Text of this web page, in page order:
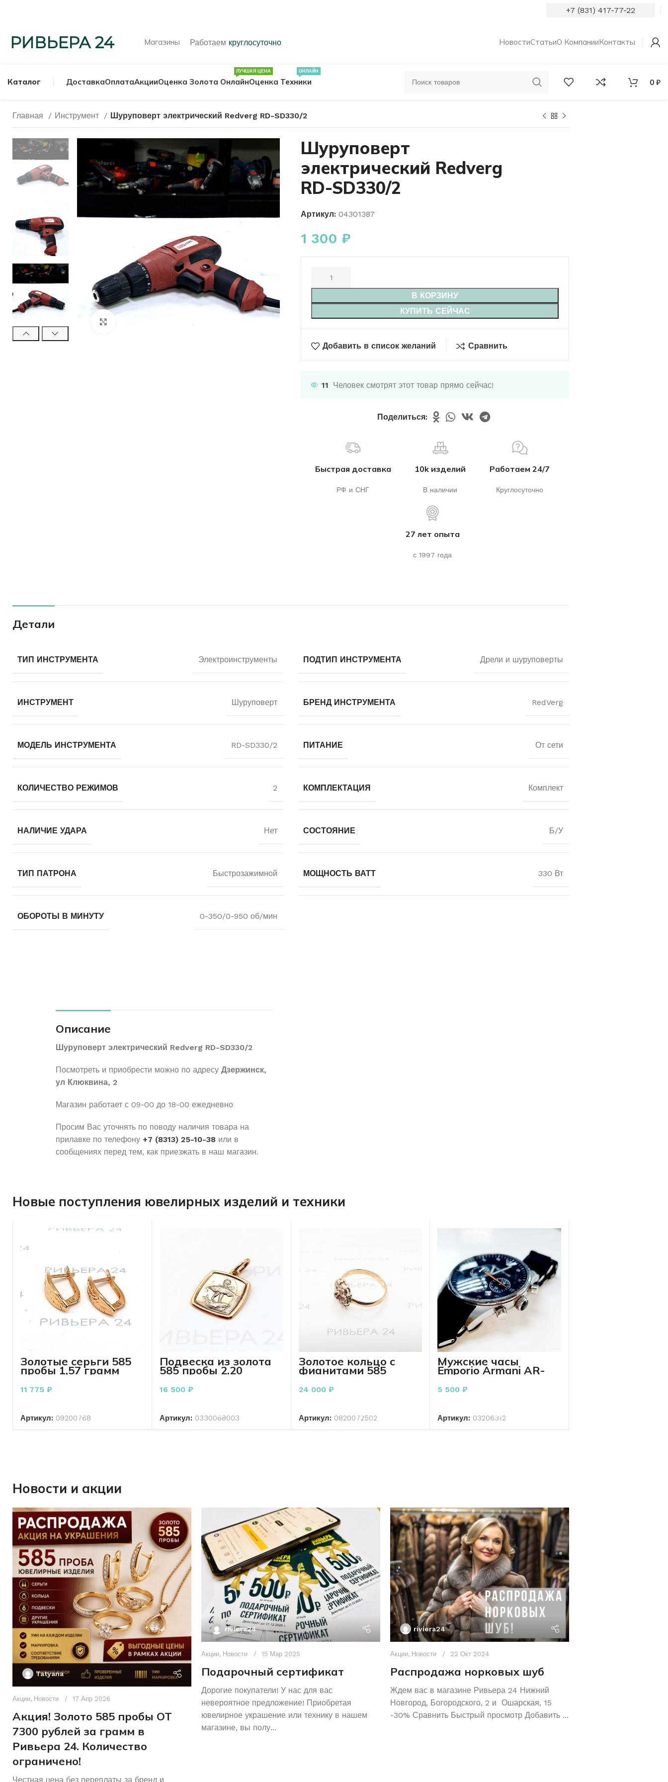
+7 (831) 417-77-22
Магазины Работаем круглосуточно НовостиСтатьиО КомпанииКонтакты
Каталог
МУЖСКИЕ КОЛЬЦА ПЕЧАТКИ КОЛЬЦА 583 ПРОБЫ
ОБРУЧАЛЬНЫЕ
КОЛЬЦА С
СЕРЕБРЯНЫЕ КОЛЬЦА
ДоставкаОплатаАкцииОценка Золота Онлайн
ЛУЧШАЯ ЦЕНА
Оценка Техники
ОНЛАЙН
0 ₽
Главная Инструмент Шуруповерт электрический Redverg RD-SD330/2
Шуруповерт
электрический Redverg
RD-SD330/2
Артикул: 04301387
1 300 ₽
В КОРЗИНУ
КУПИТЬ СЕЙЧАС
Добавить в список желаний Сравнить
11 Человек смотрят этот товар прямо сейчас!
Поделиться:
Быстрая доставка
РФ и СНГ
10k изделий
В наличии
Работаем 24/7
Круглосуточно
27 лет опыта
с 1997 года
Детали
ТИП ИНСТРУМЕНТА Электроинструменты ПОДТИП ИНСТРУМЕНТА Дрели и шуруповерты
ИНСТРУМЕНТ Шуруповерт БРЕНД ИНСТРУМЕНТА RedVerg
МОДЕЛЬ ИНСТРУМЕНТА RD-SD330/2 ПИТАНИЕ От сети
КОЛИЧЕСТВО РЕЖИМОВ 2 КОМПЛЕКТАЦИЯ Комплект
НАЛИЧИЕ УДАРА Нет СОСТОЯНИЕ Б/У
ТИП ПАТРОНА Быстрозажимной МОЩНОСТЬ ВАТТ 330 Вт
ОБОРОТЫ В МИНУТУ 0-350/0-950 об/мин
Описание
Шуруповерт электрический Redverg RD-SD330/2
Посмотреть и приобрести можно по адресу Дзержинск,
ул Клюквина, 2
Магазин работает с 09-00 до 18-00 ежедневно
Просим Вас уточнять по поводу наличия товара на
прилавке по телефону +7 (8313) 25-10-38 или в
сообщениях перед тем, как приезжать в наш магазин.
Новые поступления ювелирных изделий и техники
Золотые серьги 585
пробы 1,57 грамм
11 775 ₽
Артикул: 09200768
Подвеска из золота
585 пробы 2.20
грамма рыба
16 500 ₽
Артикул: 0330068003
Золотое кольцо с
фианитами 585
пробы 3.20 грамм
24 000 ₽
Артикул: 0820072502
Мужские часы
Emporio Armani AR-
5858
5 500₽
Артикул: 03206312
Новости и акции
Tatyana
Акции, Новости 17 Апр 2026
Акция! Золото 585 пробы ОТ
7300 рублей за грамм в
Ривьера 24. Количество
ограничено!
Честная цена без переплаты за бренд и
riviera24
Акции, Новости 15 Мар 2025
Подарочный сертификат
Дорогие покупатели! У нас для вас
невероятное предложение! Приобретая
ювелирное украшение или технику в нашем
магазине, вы полу...
riviera24
Акции, Новости 22 Окт 2024
Распродажа норковых шуб
Ждем вас в магазине Ривьера 24 Нижний
Новгород, Богородского, 2 и Ошарская, 15
-30% Сравнить Быстрый просмотр Добавить ...